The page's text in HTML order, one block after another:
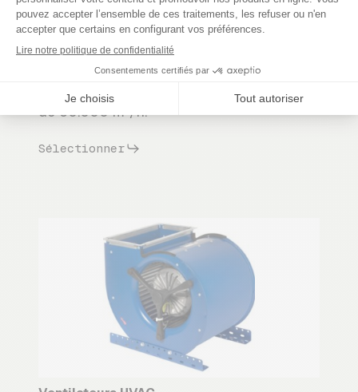
d'applications (civile, commerciale et
industrielle), notre gamme de caissons est
prévue pour aspirer de l'air propre,
poussiéreux ou chargé jusque +180°C
(selon configuration) pour un débit maximal
de 60.000 m³/h.
Sélectionner